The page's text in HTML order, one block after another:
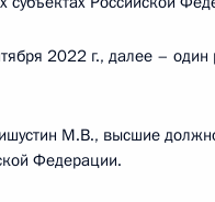
2022 г., далее – один
М.В., высшие
Федерации.